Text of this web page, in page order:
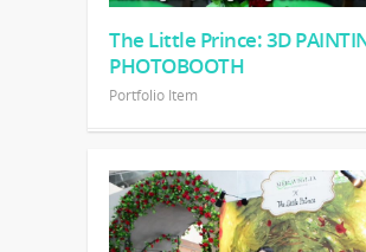
The Little Prince: 3D
PHOTOBOOTH
Portfolio Item